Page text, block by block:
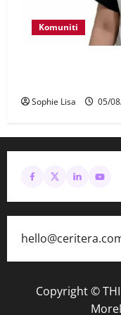
Komuniti
Sophie Lisa 05/
Copyright ©